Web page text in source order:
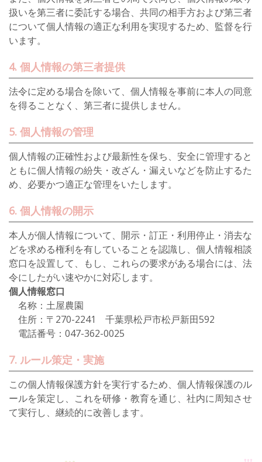
扱いを第三者に委託する場合、共同の相手方および第三者
について個人情報の適正な利用を実現するため、監督を行
います。
4. 個人情報の第三者提供
法令に定める場合を除いて、個人情報を事前に本人の同意
を得ることなく、第三者に提供しません。
5. 個人情報の管理
個人情報の正確性および最新性を保ち、安全に管理すると
ともに個人情報の紛失・改ざん・漏えいなどを防止するた
め、必要かつ適正な管理をいたします。
6. 個人情報の開示
本人が個人情報について、開示・訂正・利用停止・消去な
どを求める権利を有していることを認識し、個人情報相談
窓口を設置して、もし、これらの要求がある場合には、法
令にしたがい速やかに対応します。
個人情報窓口
名称：土屋農園
住所：〒270-2241 千葉県松戸市松戸新田592
電話番号：047-362-0025
7. ルール策定・実施
この個人情報保護方針を実行するため、個人情報保護のル
ールを策定し、これを研修・教育を通じ、社内に周知させ
て実行し、継続的に改善します。